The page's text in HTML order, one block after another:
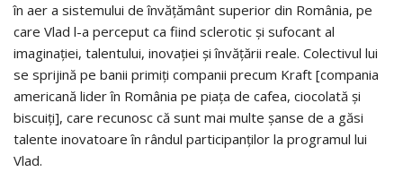
în aer a sistemului de în­văţământ superior din România, pe
care Vlad l-a perceput ca fiind scle­ro­­­tic şi sufocant al
imaginaţiei, talentului, inovaţiei şi învăţării reale. Colectivul lui
se sprijină pe banii primiţi companii precum Kraft [compania
america­nă lider în România pe piaţa de cafea, ciocolată şi
biscuiţi], care recunosc că sunt mai multe şanse de a găsi
talente inovatoare în rândul participan­ţi­lor la programul lui
Vlad.